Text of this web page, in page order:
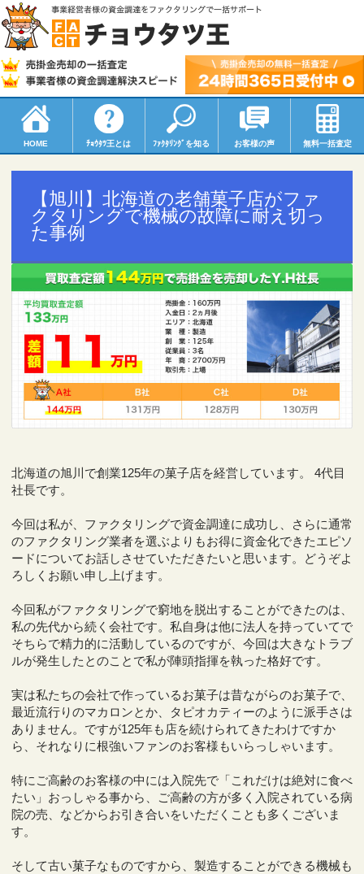
HOME ﾁｮｳﾀﾂ王とは ﾌｧｸﾀﾘﾝｸﾞを知る お客様の声 無料一括査定
【旭川】北海道の老舗菓子店がファ
クタリングで機械の故障に耐え切っ
た事例
北海道の旭川で創業125年の菓子店を経営しています。 4代目
社長です。
今回は私が、ファクタリングで資金調達に成功し、さらに通常
のファクタリング業者を選ぶよりもお得に資金化できたエピソ
ードについてお話しさせていただきたいと思います。どうぞよ
ろしくお願い申し上げます。
今回私がファクタリングで窮地を脱出することができたのは、
私の先代から続く会社です。私自身は他に法人を持っていてで
そちらで精力的に活動しているのですが、今回は大きなトラブ
ルが発生したとのことで私が陣頭指揮を執った格好です。
実は私たちの会社で作っているお菓子は昔ながらのお菓子で、
最近流行りのマカロンとか、タピオカティーのように派手さは
ありません。ですが125年も店を続けられてきたわけですか
ら、それなりに根強いファンのお客様もいらっしゃいます。
特にご高齢のお客様の中には入院先で「これだけは絶対に食べ
たい」おっしゃる事から、ご高齢の方が多く入院されている病
院の売、などからお引き合いをいただくことも多くございま
す。
そして古い菓子なものですから、製造することができる機械も